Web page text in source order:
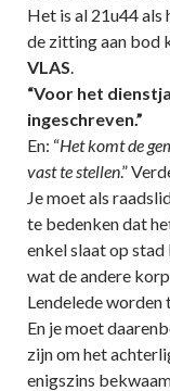
Het is al 21u44 als
de zitting aan bod
VLAS.
“Voor het
ingeschreven.”
En: “Het komt de
vast te stellen.”
Je moet als
te bedenken dat
enkel slaat op
wat de andere
Lendelede worden
En je moet
zijn om het
enigszins